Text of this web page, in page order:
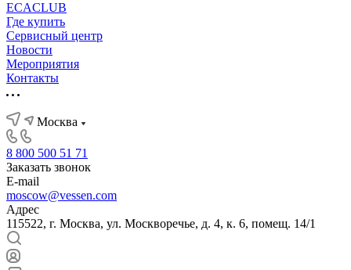
ECACLUB
Где купить
Сервисный центр
Новости
Мероприятия
Контакты
Москва
8 800 500 51 71
Заказать звонок
E-mail
moscow@vessen.com
Адрес
115522, г. Москва, ул. Москворечье, д. 4, к. 6, помещ. 14/1